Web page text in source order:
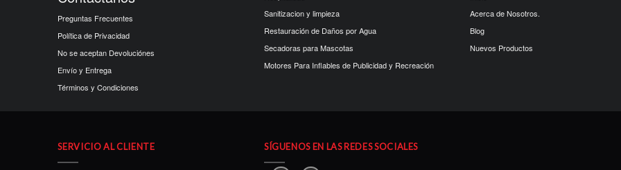
Preguntas Frecuentes
Política de Privacidad
No se aceptan Devoluciónes
Envío y Entrega
Términos y Condiciones
Sanitizacion y limpieza
Restauración de Daños por Agua
Secadoras para Mascotas
Motores Para Inflables de Publicidad y Recreación
Acerca de Nosotros.
Blog
Nuevos Productos
SERVICIO AL CLIENTE SÍGUENOS EN LAS REDES SOCIALES